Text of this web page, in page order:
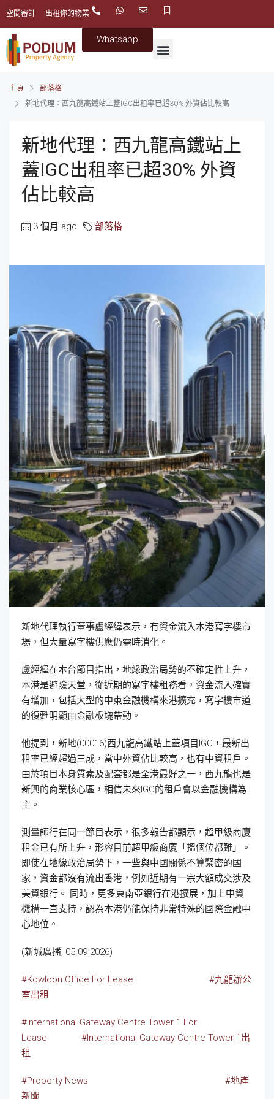
空間審計 出租你的物業
Whatsapp
主頁
部落格
新地代理：西九龍高鐵站上蓋IGC出租率已超30% 外資佔比較高
新地代理：西九龍高鐵站上
蓋IGC出租率已超30% 外資
佔比較高
3 個月 ago 部落格
新地代理執行董事盧經緯表示，有資金流入本港寫字樓市
場，但大量寫字樓供應仍需時消化。
盧經緯在本台節目指出，地緣政治局勢的不確定性上升，
本港是避險天堂，從近期的寫字樓租務看，資金流入確實
有增加，包括大型的中東金融機構來港擴充，寫字樓市道
的復甦明顯由金融板塊帶動。
他提到，新地(00016)西九龍高鐵站上蓋項目IGC，最新出
租率已經超過三成，當中外資佔比較高，也有中資租戶。
由於項目本身質素及配套都是全港最好之一，西九龍也是
新興的商業核心區，相信未來IGC的租戶會以金融機構為
主。
測量師行在同一節目表示，很多報告都顯示，超甲級商廈
租金已有所上升，形容目前超甲級商廈「搵個位都難」。
即使在地緣政治局勢下，一些與中國關係不算緊密的國
家，資金都沒有流出香港，例如近期有一宗大額成交涉及
美資銀行。 同時，更多東南亞銀行在港擴展，加上中資
機構一直支持，認為本港仍能保持非常特殊的國際金融中
心地位。
(新城廣播, 05-09-2026)
#Kowloon Office For Lease
#九龍辦公
室出租
#International Gateway Centre Tower 1 For
Lease
#International Gateway Centre Tower 1 出
租
#Property News
#地產
新聞